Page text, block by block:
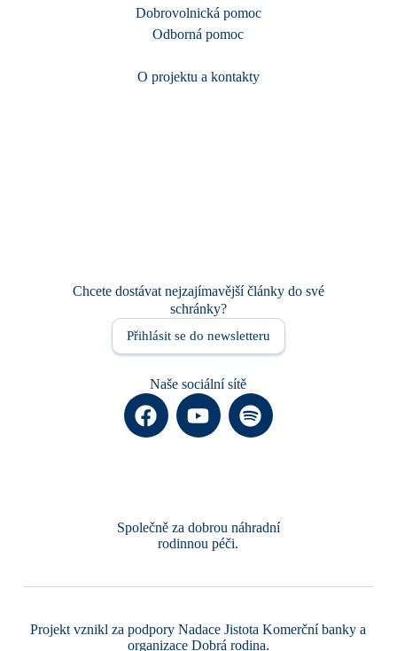
Dobrovolnická pomoc
Odborná pomoc
O projektu a kontakty
Chcete dostávat nejzajímavější články do své
schránky?
Přihlásit se do newsletteru
Naše sociální sítě
Společně za dobrou náhradní
rodinnou péči.
Projekt vznikl za podporyNadace Jistota Komerční banky a
organizace Dobrá rodina.